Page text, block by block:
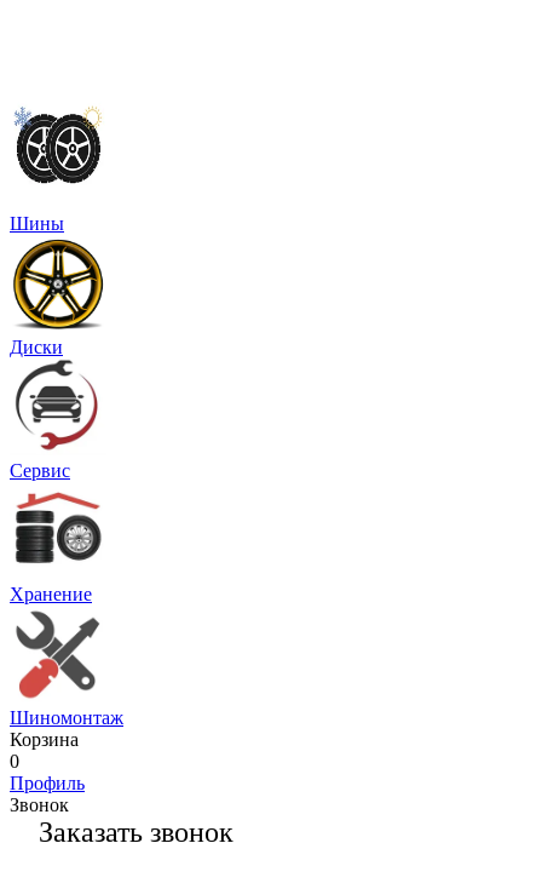
Шины
Диски
Сервис
Хранение
Шиномонтаж
Корзина
0
Профиль
Звонок
Заказать звонок